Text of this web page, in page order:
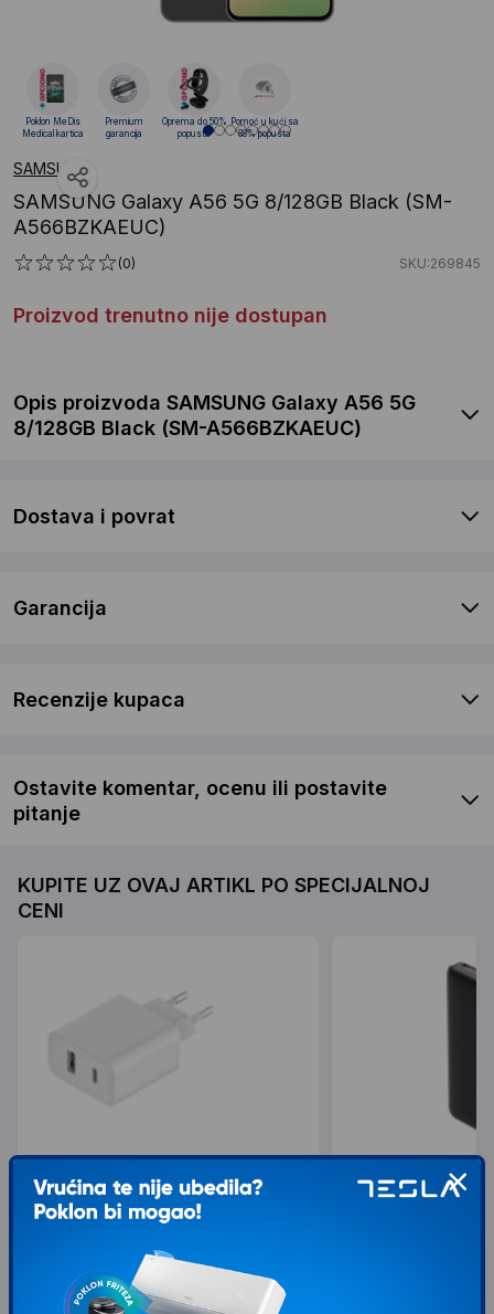
SAMSUNG
SAMSUNG Galaxy A56 5G 8/128GB Black (SM-
A566BZKAEUC)
(0) SKU:269845
Proizvod trenutno nije dostupan
Poklon MeDis
Medical kartica
Premium
garancija
Oprema do 50%
popusta
Pomoć u kući sa
88% popusta
Opis proizvoda SAMSUNG Galaxy A56 5G
8/128GB Black (SM-A566BZKAEUC)
Dostava i povrat
Garancija
Recenzije kupaca
Ostavite komentar, ocenu ili postavite
pitanje
KUPITE UZ OVAJ ARTIKL PO SPECIJALNOJ
CENI
XIAOMI Punjac MI 33W USB Type A/Type
C (adapter)
1.199,00
sa 25% popusta
HAVIT PowerBank
mAh PB90